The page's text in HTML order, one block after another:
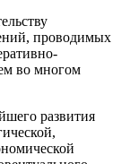
проводимых
во многом
развития